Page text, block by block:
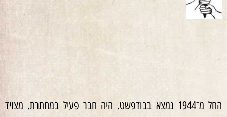
החל מ־1944 נמצא בבודפשט. היה חבר פעיל במחתרת. מצויד